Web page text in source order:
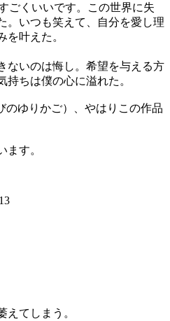
ごくいいです。この世界に失
。いつも笑えて、自分を愛し理
を叶えた。
ないのは悔し。希望を与える方
ちは僕の心に溢れた。
のゆりかご）、やはりこの作品
ます。
えてしまう。